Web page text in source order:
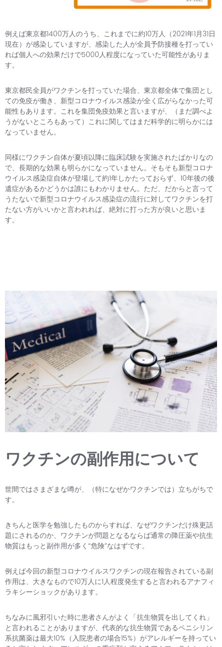
例えば東京都1400万人のうち、これまでに約10万人（2021年1月31日
現在）が感染していますが、 感染した人が全員予防接種を打ってい
れば個人への効果だけで5000人程度になっていた可能性がありま
す。
東京都民全員がワクチンを打っていた場合、東京都全体で集団とし
ての免疫が働き、新型コロナウイルス感染が全く広がらなかった可
能性もあります。これを集団免疫効果と言いますが、（まだ調べよ
うがないところもあって）これに関してはまだ科学的に明らかには
なっていません。
同様にワクチン自体が夏頃以降に臨床試験を実施されたばかりなの
で、長期的な効果も明らかになっていません。そもそも新型コロナ
ウイルス感染症自体が登場して約1年しかたっておらず、10年後の後
遺症があるかどうかは誰にもわかりません。ただ、だからと言って
うたないで新型コロナウイルス感染症の流行に対してワクチンを打
たない方がいいかと言われれば、絶対に打った方が良いと思いま
す。
ワクチンの副作用について
世間ではさまざまな噂が、（特になぜかワクチンでは）立ちがちで
す。
きちんと医学を勉強したものからすれば、なぜワクチンだけ殊更話
題にされるのか、ワクチンが問題となるならば通常の降圧薬や抗生
物質はもっと副作用が多く“危険”なはずです。
例えば今回の新型コロナウイルスワクチンの現在報告されている副
作用は、大きなもので10万人に1人程度発生すると言われるアナフィ
ラキシーショックがあります。
ちなみに風邪引いた時に患者さんがよく「抗生物質を出してくれ」
と言われることがありますが、代表的な抗生物質であるペニシリン
系抗菌薬は最大10%（入院患者の場合15%）がアレルギーを持ってい